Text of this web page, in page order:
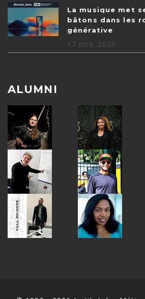
La musique met
bâtons dans les
générative
17 nov. 2025
ALUMNI